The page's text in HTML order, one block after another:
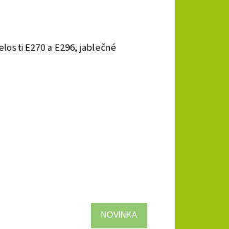
E270 a E296, jablečné
NOVINKA